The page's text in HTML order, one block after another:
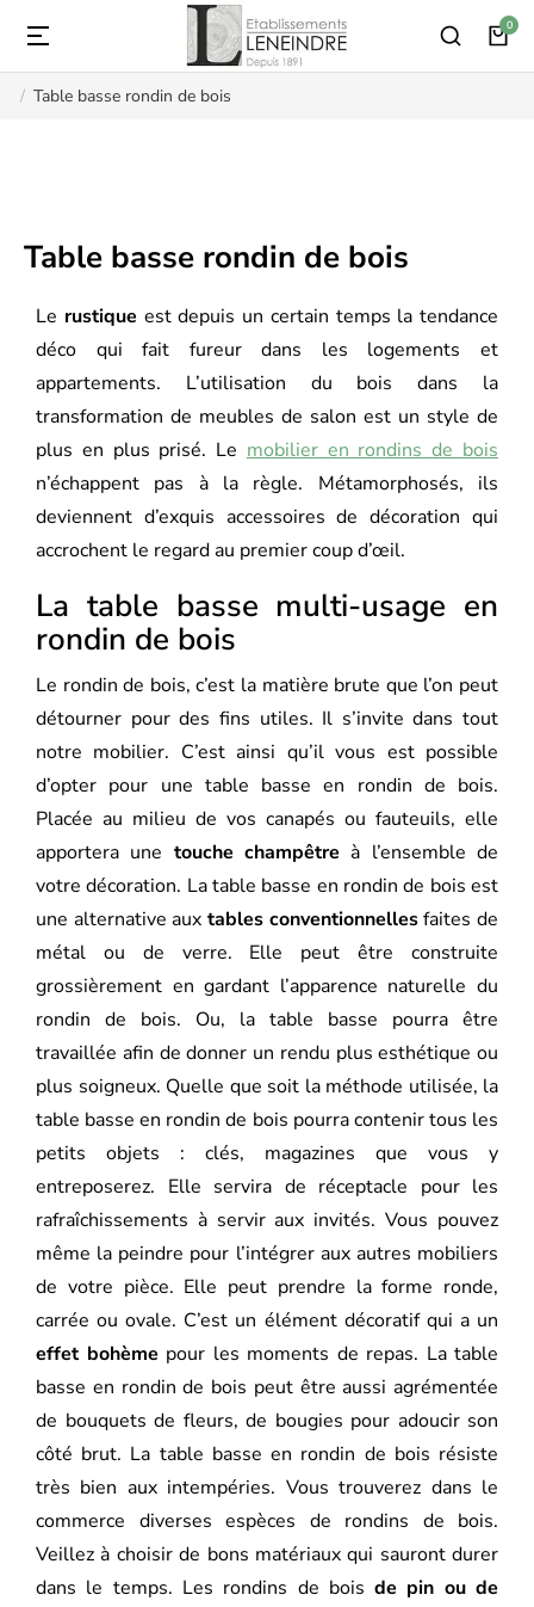
Vous êtes ici :
Table basse rondin de bois
Table basse rondin de bois
Le rustique est depuis un certain temps la tendance
déco qui fait fureur dans les logements et
appartements. L’utilisation du bois dans la
transformation de meubles de salon est un style de
plus en plus prisé. Le mobilier en rondins de bois
n’échappent pas à la règle. Métamorphosés, ils
deviennent d’exquis accessoires de décoration qui
accrochent le regard au premier coup d’œil.
La table basse multi-usage en
rondin de bois
Le rondin de bois, c’est la matière brute que l’on peut
détourner pour des fins utiles. Il s’invite dans tout
notre mobilier. C’est ainsi qu’il vous est possible
d’opter pour une table basse en rondin de bois.
Placée au milieu de vos canapés ou fauteuils, elle
apportera une touche champêtre à l’ensemble de
votre décoration. La table basse en rondin de bois est
une alternative aux tables conventionnellesfaites de
métal ou de verre. Elle peut être construite
grossièrement en gardant l’apparence naturelle du
rondin de bois. Ou, la table basse pourra être
travaillée afin de donner un rendu plus esthétique ou
plus soigneux. Quelle que soit la méthode utilisée, la
table basse en rondin de bois pourra contenir tous les
petits objets : clés, magazines que vous y
entreposerez. Elle servira de réceptacle pour les
rafraîchissements à servir aux invités. Vous pouvez
même la peindre pour l’intégrer aux autres mobiliers
de votre pièce. Elle peut prendre la forme ronde,
carrée ou ovale. C’est un élément décoratif qui a un
effet bohème pour les moments de repas. La table
basse en rondin de bois peut être aussi agrémentée
de bouquets de fleurs, de bougies pour adoucir son
côté brut. La table basse en rondin de bois résiste
très bien aux intempéries. Vous trouverez dans le
commerce diverses espèces de rondins de bois.
Veillez à choisir de bons matériaux qui sauront durer
dans le temps. Les rondins de boisde pin ou de